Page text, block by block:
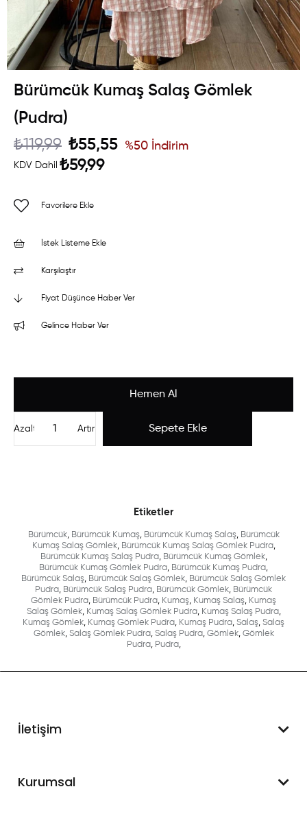
Bürümcük Kumaş Salaş Gömlek
(Pudra)
₺119,99 ₺55,55
KDV Dahil ₺59,99
%50 İndirim
Favorilere Ekle
İstek Listeme Ekle
Karşılaştır
Fiyat Düşünce Haber Ver
Gelince Haber Ver
Artır
Azalt
Etiketler
Bürümcük, Bürümcük Kumaş, Bürümcük Kumaş Salaş, Bürümcük
Kumaş Salaş Gömlek, Bürümcük Kumaş Salaş Gömlek Pudra,
Bürümcük Kumaş Salaş Pudra, Bürümcük Kumaş Gömlek,
Bürümcük Kumaş Gömlek Pudra, Bürümcük Kumaş Pudra,
Bürümcük Salaş, Bürümcük Salaş Gömlek, Bürümcük Salaş Gömlek
Pudra, Bürümcük Salaş Pudra, Bürümcük Gömlek, Bürümcük
Gömlek Pudra, Bürümcük Pudra, Kumaş, Kumaş Salaş, Kumaş
Salaş Gömlek, Kumaş Salaş Gömlek Pudra, Kumaş Salaş Pudra,
Kumaş Gömlek, Kumaş Gömlek Pudra, Kumaş Pudra, Salaş, Salaş
Gömlek, Salaş Gömlek Pudra, Salaş Pudra, Gömlek, Gömlek
Pudra, Pudra,
İletişim
WhatsApp Destek
Kurumsal